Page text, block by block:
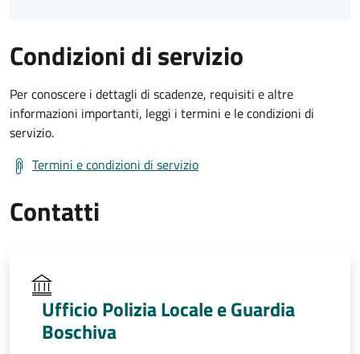
Condizioni di servizio
Per conoscere i dettagli di scadenze, requisiti e altre
informazioni importanti, leggi i termini e le condizioni di
servizio.
Termini e condizioni di servizio
Contatti
Ufficio Polizia Locale e Guardia
Boschiva